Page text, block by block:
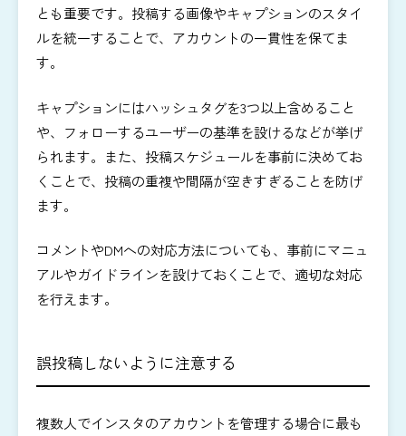
とも重要です。投稿する画像やキャプションのスタイ
ルを統一することで、アカウントの一貫性を保てま
す。
キャプションにはハッシュタグを3つ以上含めること
や、フォローするユーザーの基準を設けるなどが挙げ
られます。また、投稿スケジュールを事前に決めてお
くことで、投稿の重複や間隔が空きすぎることを防げ
ます。
コメントやDMへの対応方法についても、事前にマニュ
アルやガイドラインを設けておくことで、適切な対応
を行えます。
誤投稿しないように注意する
複数人でインスタのアカウントを管理する場合に最も